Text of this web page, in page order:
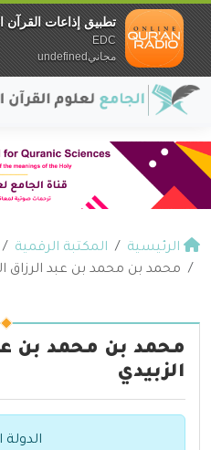
الرئيسية المكتبة الرقمية
محمد بن محمد بن عبد الرزاق
محمد بن محمد بن
الزبيدي
الدولة
تطبيق إذاعات القرآن
EDC
مجانيundefined